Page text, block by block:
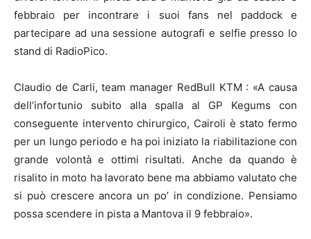
febbraio per incontrare i suoi fans nel paddock e
partecipare ad una sessione autografi e selfie presso lo
stand di RadioPico.
Claudio de Carli, team manager RedBull KTM : «A causa
dell’infortunio subito alla spalla al GP Kegums con
conseguente intervento chirurgico, Cairoli è stato fermo
per un lungo periodo e ha poi iniziato la riabilitazione con
grande volontà e ottimi risultati. Anche da quando è
risalito in moto ha lavorato bene ma abbiamo valutato che
si può crescere ancora un po’ in condizione. Pensiamo
possa scendere in pista a Mantova il 9 febbraio».